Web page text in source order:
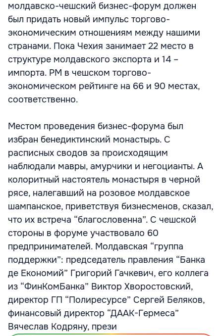
молдавско-чешский бизнес-форум должен
был придать новый импульс торгово-
экономическим отношениям между нашими
странами. Пока Чехия занимает 22 место в
структуре молдавского экспорта и 14 –
импорта. РМ в чешском торгово-
экономическом рейтинге на 66 и 90 местах,
соответственно.
Местом проведения бизнес-форума был
избран бенедиктинский монастырь. С
расписных сводов за происходящим
наблюдали мавры, амурчики и негоцианты. А
колоритный настоятель монастыря в черной
рясе, налегавший на розовое молдавское
шампанское, приветствуя бизнесменов, сказал,
что их встреча “благословенна”. С чешской
стороны в форуме участвовало 60
предпринимателей. Молдавская “группа
поддержки”: председатель правления “Банка
де Економий” Григорий Гачкевич, его коллега
из “ФинКомБанка” Виктор Хворостовский,
директор ГП “Полиресурсе” Сергей Беляков,
финансовый директор “ДААК-Гермеса”
Вячеслав Кодряну, прези